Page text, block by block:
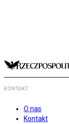
KONTAKT
O nas
Kontakt